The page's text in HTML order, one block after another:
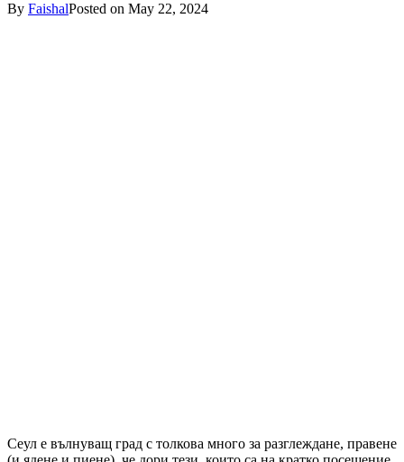
By FaishalPosted on May 22, 2024
Сеул е вълнуващ град с толкова много за разглеждане, правене